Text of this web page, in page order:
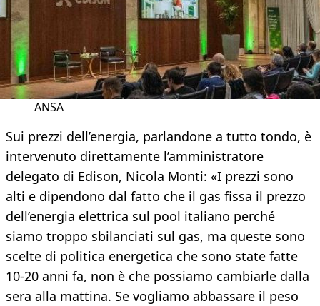
ANSA
Sui prezzi dell’energia, parlandone a tutto tondo, è
intervenuto direttamente l’amministratore
delegato di Edison, Nicola Monti: «I prezzi sono
alti e dipendono dal fatto che il gas fissa il prezzo
dell’energia elettrica sul pool italiano perché
siamo troppo sbilanciati sul gas, ma queste sono
scelte di politica energetica che sono state fatte
10-20 anni fa, non è che possiamo cambiarle dalla
sera alla mattina. Se vogliamo abbassare il peso